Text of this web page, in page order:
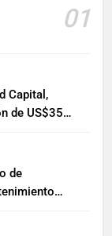
01
Capital,
de US$35
de